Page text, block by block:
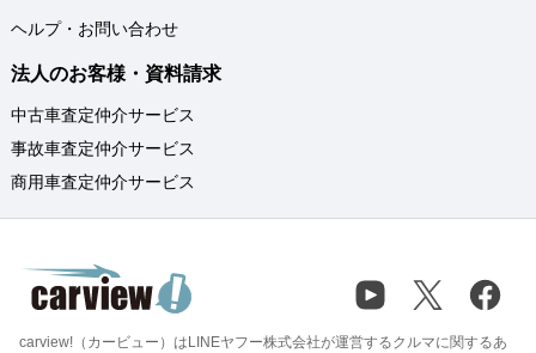
ヘルプ・お問い合わせ
法人のお客様・資料請求
中古車査定仲介サービス
事故車査定仲介サービス
商用車査定仲介サービス
carview!（カービュー）はLINEヤフー株式会社が運営するクルマに関するあ